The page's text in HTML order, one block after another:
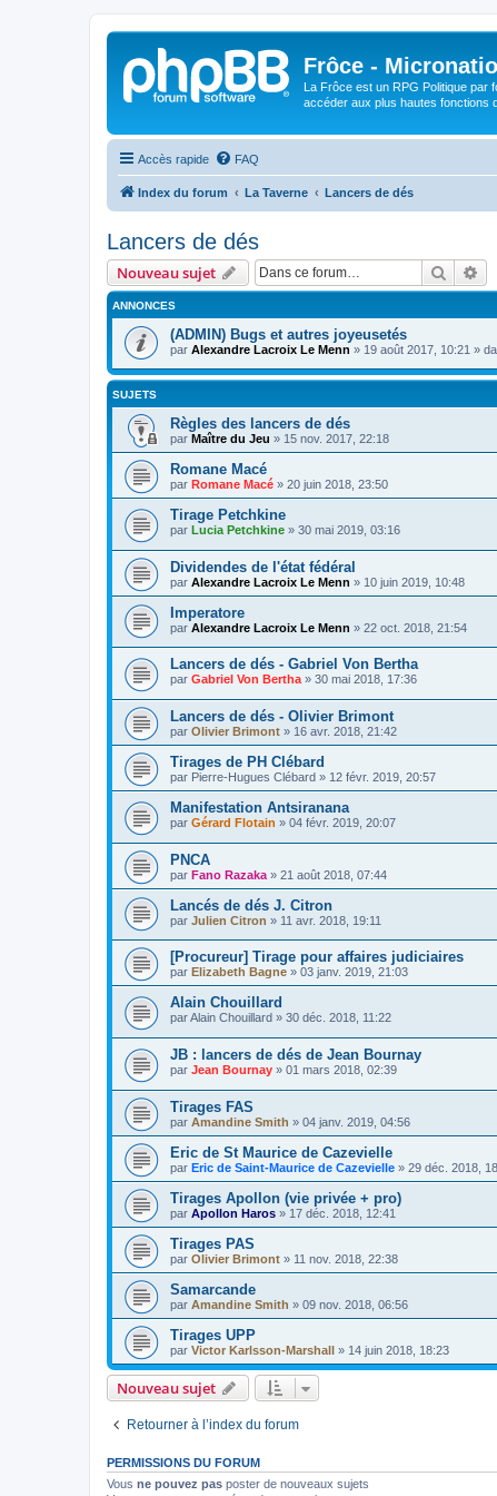
Frôce -
La Frôce est un RPG Politique par
accéder aux plus hautes fonctions
Accès rapide FAQ
Index du forum La Taverne Lancers de dés
Lancers de dés
Nouveau sujet
ANNONCES
(ADMIN) Bugs et autres joyeusetés
par Alexandre Lacroix Le Menn » 19 août 2017, 10:21 »
SUJETS
Règles des lancers de dés
par Maître du Jeu » 15 nov. 2017, 22:18
Romane Macé
par Romane Macé » 20 juin 2018, 23:50
Tirage Petchkine
par Lucia Petchkine » 30 mai 2019, 03:16
Dividendes de l'état fédéral
par Alexandre Lacroix Le Menn » 10 juin 2019, 10:48
Imperatore
par Alexandre Lacroix Le Menn » 22 oct. 2018, 21:54
Lancers de dés - Gabriel Von Bertha
par Gabriel Von Bertha» 30 mai 2018, 17:36
Lancers de dés - Olivier Brimont
par Olivier Brimont » 16 avr. 2018, 21:42
Tirages de PH Clébard
par Pierre-Hugues Clébard » 12 févr. 2019, 20:57
Manifestation Antsiranana
par Gérard Flotain » 04 févr. 2019, 20:07
PNCA
par Fano Razaka » 21 août 2018, 07:44
Lancés de dés J. Citron
par Julien Citron » 11 avr. 2018, 19:11
[Procureur] Tirage pour affaires judiciaires
par Elizabeth Bagne » 03 janv. 2019, 21:03
Alain Chouillard
parAlain Chouillard » 30 déc. 2018, 11:22
JB : lancers de dés de Jean Bournay
par Jean Bournay » 01 mars 2018, 02:39
Tirages FAS
par Amandine Smith » 04 janv. 2019, 04:56
Eric de St Maurice de Cazevielle
par Eric de Saint-Maurice de Cazevielle » 29 déc. 2018,
Tirages Apollon (vie privée + pro)
par Apollon Haros » 17 déc. 2018, 12:41
Tirages PAS
par Olivier Brimont » 11 nov. 2018, 22:38
Samarcande
par Amandine Smith » 09 nov. 2018, 06:56
Tirages UPP
par Victor Karlsson-Marshall » 14 juin 2018, 18:23
Nouveau sujet
Retourner à l’index du forum
PERMISSIONS DU FORUM
Vous ne pouvez pas poster de nouveaux sujets